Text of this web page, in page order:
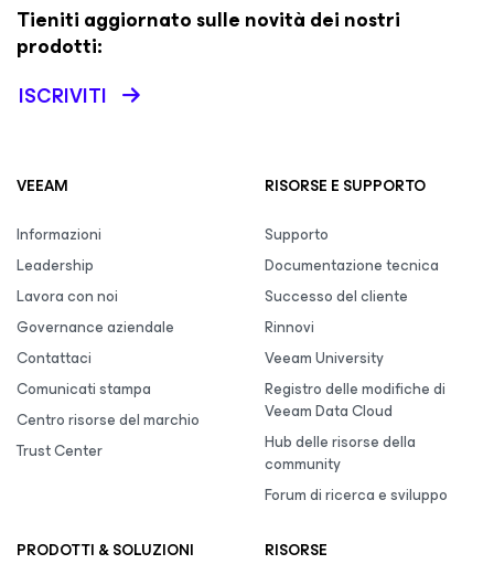
Tieniti aggiornato sulle novità dei nostri
prodotti:
ISCRIVITI
VEEAM
Informazioni
Leadership
Lavora con noi
Governance aziendale
Contattaci
Comunicati stampa
Centro risorse del marchio
Trust Center
RISORSE E SUPPORTO
Supporto
Documentazione tecnica
Successo del cliente
Rinnovi
Veeam University
Registro delle modifiche di
Veeam Data Cloud
Hub delle risorse della
community
Forum di ricerca e sviluppo
PRODOTTI & SOLUZIONI
RISORSE